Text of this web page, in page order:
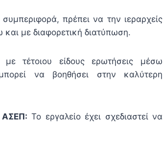
πρέπει να την ιεραρχείς
με διαφορετική διατύπωση.
τέτοιου είδους ερωτήσεις μέσω
να βοηθήσει στην καλύτερη
ΑΣΕΠ: Το εργαλείο έχει σχεδιαστεί να